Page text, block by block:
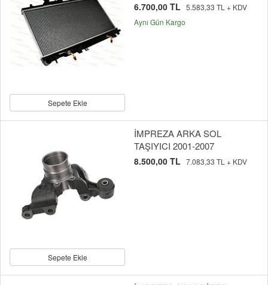
Sepete Ekle
6.700,00 TL 5.583,33 TL + KDV
Aynı Gün Kargo
Sepete Ekle
İMPREZA ARKA SOL
TAŞIYICI 2001-2007
8.500,00 TL 7.083,33 TL + KDV